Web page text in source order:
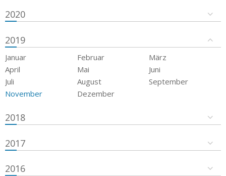
2020
2019
Januar Februar
März
April
Mai
Juni
Juli
August
September
November
Dezember
2018
2017
2016